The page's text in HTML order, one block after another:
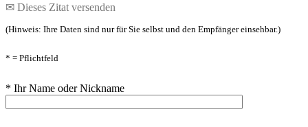
✉ Dieses Zitat versenden
(Hinweis: Ihre Daten sind nur für Sie selbst und den Empfänger einsehbar.)
* = Pflichtfeld
* Ihr Name oder Nickname